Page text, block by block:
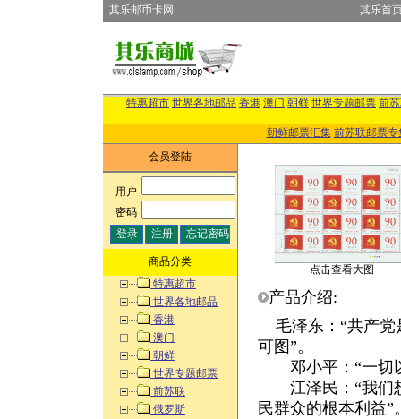
其乐邮币卡网 其乐首
特惠超市 世界各地邮品 香港 澳门 朝鲜 世界专题邮票 前
朝鲜邮票汇集 前苏联邮票专
会员登陆
用户:
密码:
商品分类
特惠超市
世界各地邮品
香港
澳门
朝鲜
世界专题邮票
前苏联
俄罗斯
点击查看大图
产品介绍:
毛泽东：“共产党
可图”。
邓小平：“一切以
江泽民：“我们想
民群众的根本利益”